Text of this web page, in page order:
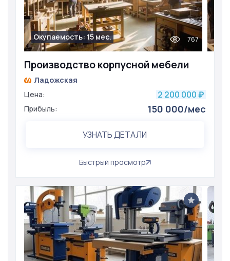
Производство корпусной мебели
Окупаемость: 15 мес. 767
Ладожская
Цена:
2 200 000 ₽
Прибыль: 150 000/мес
УЗНАТЬ ДЕТАЛИ
Быстрый просмотр